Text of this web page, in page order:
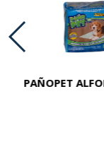
PAÑOPET